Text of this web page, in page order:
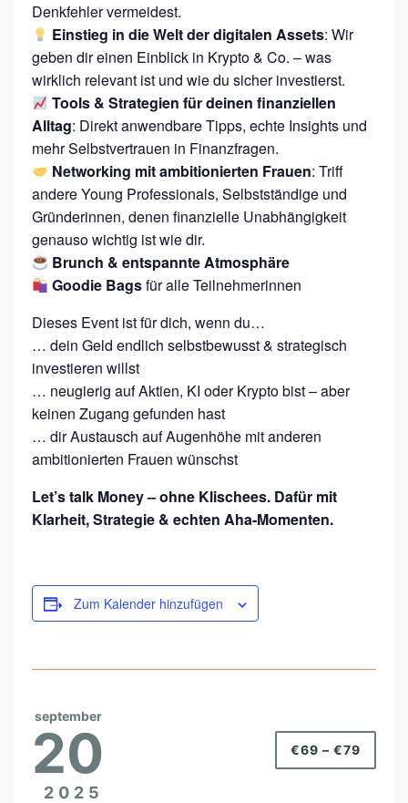
Denkfehler vermeidest.
Einstieg in die Welt der digitalen Assets: Wir
geben dir einen Einblick in Krypto & Co. – was
wirklich relevant ist und wie du sicher investierst.
Tools & Strategien für deinen finanziellen
Alltag: Direkt anwendbare Tipps, echte Insights und
mehr Selbstvertrauen in Finanzfragen.
Networking mit ambitionierten Frauen: Triff
andere Young Professionals, Selbstständige und
Gründerinnen, denen finanzielle Unabhängigkeit
genauso wichtig ist wie dir.
Brunch & entspannte Atmosphäre
Goodie Bagsfür alle Teilnehmerinnen
Dieses Event ist für dich, wenn du…
… dein Geld endlich selbstbewusst & strategisch
investieren willst
… neugierig auf Aktien, KI oder Krypto bist – aber
keinen Zugang gefunden hast
… dir Austausch auf Augenhöhe mit anderen
ambitionierten Frauen wünschst
Let’s talk Money – ohne Klischees. Dafür mit
Klarheit, Strategie & echten Aha-Momenten.
Zum Kalender hinzufügen
september
20
2025
€69 – €79